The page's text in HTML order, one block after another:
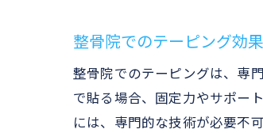
整骨院でのテーピング効
整骨院でのテーピングは、専
で貼る場合、固定力やサポー
には、専門的な技術が必要不可